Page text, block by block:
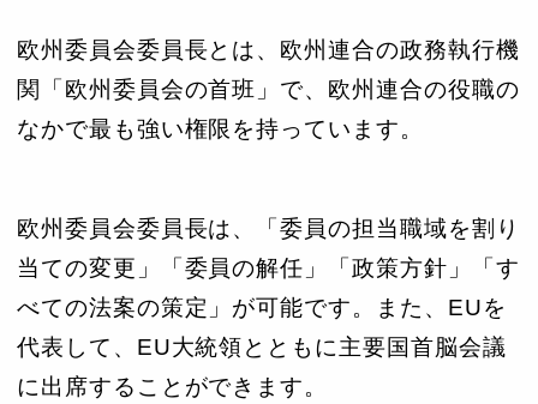
欧州委員会委員長とは、欧州連合の政務執行機
関「欧州委員会の首班」で、欧州連合の役職の
なかで最も強い権限を持っています。
欧州委員会委員長は、「委員の担当職域を割り
当ての変更」「委員の解任」「政策方針」「す
べての法案の策定」が可能です。また、EUを
代表して、EU大統領とともに主要国首脳会議
に出席することができます。